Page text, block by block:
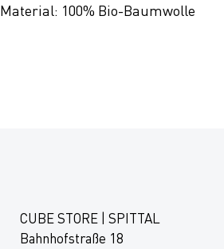
Material: 100% Bio-Baumwolle
CUBE STORE | SPITTAL
Bahnhofstraße 18